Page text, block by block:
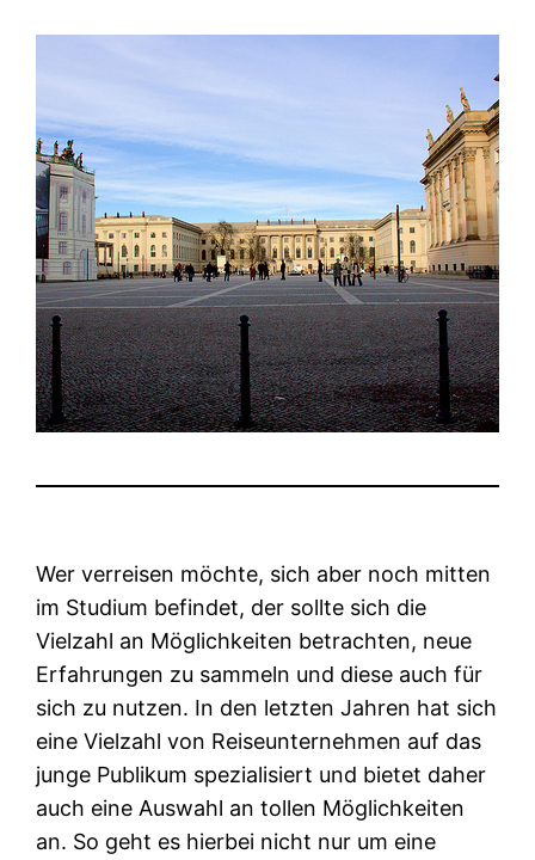
Wer verreisen möchte, sich aber noch mitten
im Studium befindet, der sollte sich die
Vielzahl an Möglichkeiten betrachten, neue
Erfahrungen zu sammeln und diese auch für
sich zu nutzen. In den letzten Jahren hat sich
eine Vielzahl von Reiseunternehmen auf das
junge Publikum spezialisiert und bietet daher
auch eine Auswahl an tollen Möglichkeiten
an. So geht es hierbei nicht nur um eine